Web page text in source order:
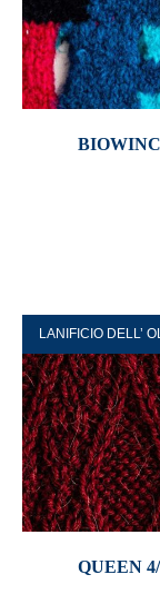
LANIFICIO DELL’
QUEEN